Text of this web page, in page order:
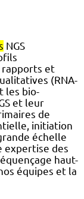
NGS
et
(RNA-
les bio-
et leur
de
initiation
échelle
expertise des
haut-
équipes et la